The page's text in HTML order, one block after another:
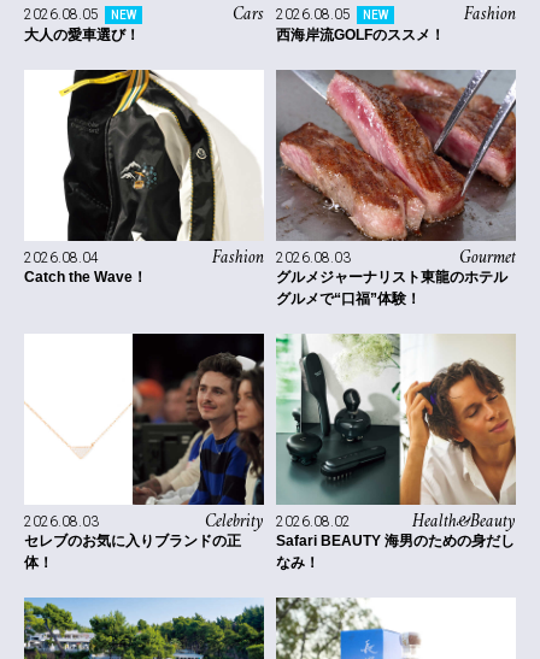
Cars
2026.08.05 NEW
大人の愛車選び！
Fashion
2026.08.05 NEW
西海岸流GOLFのススメ！
Fashion
2026.08.04
Catch the Wave！
Gourmet
2026.08.03
グルメジャーナリスト東龍のホテル
グルメで“口福”体験！
Celebrity
2026.08.03
セレブのお気に入りブランドの正
体！
Health&Beauty
2026.08.02
Safari BEAUTY 海男のための身だし
なみ！